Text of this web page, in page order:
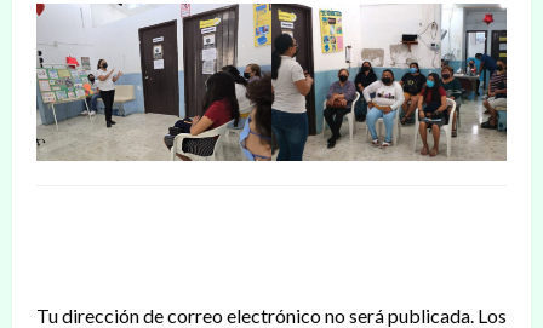
Tu dirección de correo electrónico no será publicada. Los